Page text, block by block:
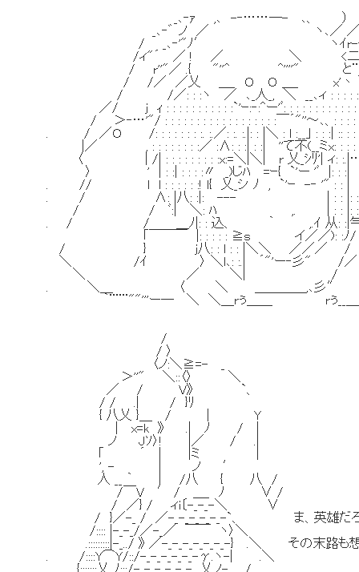
_､‐ｧ ,､ -‐……―- ､、 ）
_､‐゛ ノ ／ ヽ､／
/ _､‐'"ﾉ′ ヽｲr-―‐､
/ィ"´ ／ ! ／ ＼ <二￣＼
/ r''"／ .{ "''^ ^''''" と¨¨''
/ /／ ／乂 ＿_ Ｏ Ｏ ＿_ x'丶
/ /／: : :ヽ ／ ､_人_, ＼ __､ィ : : : :
／/ j ｨ : : : : : : : : : : :`'ｰ:‐:^ー'ﾞ: : : : : : : : : :
/ ＞‐…'"/ : : : : : : : : : : : : : : : : : :￣´"''～､、: : : :
. / ／Ｏ /: : : : : : : :. :.／: :. :.|: : |＼ : l :__｣ : :
|／ , : : : : : : : :／ :Λ: : :| : :| ''て不(__ミ
〈 | /| : : : : : : : : :x:=＼|＼| r 乂_ｼﾘ
〉 ' | : :| : : : :〃 _)じﾊ =ｰ{ `'ー '
. // l l : : : : : :! l{ 乂_シ ﾉ , `'ｰ -‐
. / Λ: |八: :|: --- | : :
/ / ﾞ:| ＼: ﾊ ,. | : : |: : : : :.| |
. / / ＿ﾉ|: : 込、 ｀ ,.ｲ 从:
｢￣￣￣ |: : : : : ≧ｓ イ／／): :ﾉ
/ } j八: : l : : |＼＼ ／／
＼ /ｲ 〉 ＼l､: :.| ´"'ー‐
＼ ／ ＼| / /
. ＼＿ 〈 ＼ ＿＿＿＿,､
｀¨¨¨""'''ー― ＼ ＼＿rぅ＿＿ rぅ__
/
/ 〉
〈ノ:＼≧=- _
＞''" ＼::〈〉 ＼
／ / V》 `、
/ / .| / }ﾘ
{ 八乂 }＿ / | Y
| x=k 》 .| ﾉ / |
ノ Jｿ〉! |／ / .|
｢ ´ | |ミ |
', - | ノ ′
人 __ ｀ | /八 { 八 /
/￣V ′ / ＿_ ﾉ ∨ /
/ ／} / ィi〔-_-_-＼ ∨
/ }／-_ / ／-_-_-_-_-_-`、 ま、英雄だろ
/:::: |-_-_/／-_／ ￣￣ ヽ〉＼
.:::::::::|-_../ 》 ／-_-_-_-_-_-_-} .＼ その末路も想
. /::::Y⌒Y/::/-_-_-_-_-_-γ.ヽ-| .＼
{:::::::乂 ﾉ:::/-_-_-_-_-_-_ 乂ノ-_ /